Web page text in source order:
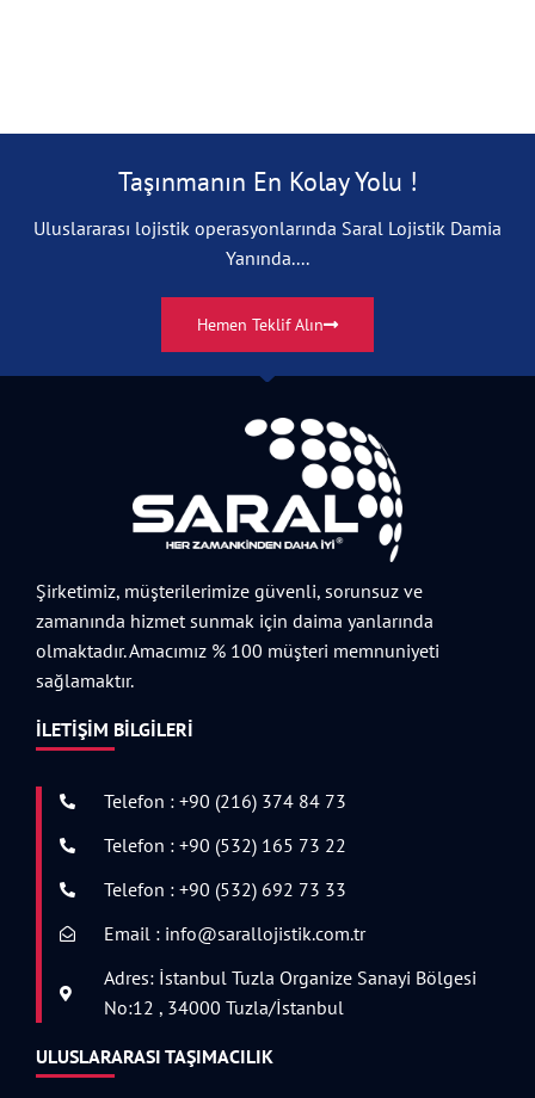
Taşınmanın En Kolay Yolu !
Uluslararası lojistik operasyonlarında Saral Lojistik Damia
Yanında....
Hemen Teklif Alın
Şirketimiz, müşterilerimize güvenli, sorunsuz ve
zamanında hizmet sunmak için daima yanlarında
olmaktadır. Amacımız % 100 müşteri memnuniyeti
sağlamaktır.
İLETIŞIM BILGILERI
Telefon : +90 (216) 374 84 73
Telefon : +90 (532) 165 73 22
Telefon : +90 (532) 692 73 33
Email : info@sarallojistik.com.tr
Adres: İstanbul Tuzla Organize Sanayi Bölgesi
No:12 , 34000 Tuzla/İstanbul
ULUSLARARASI TAŞIMACILIK